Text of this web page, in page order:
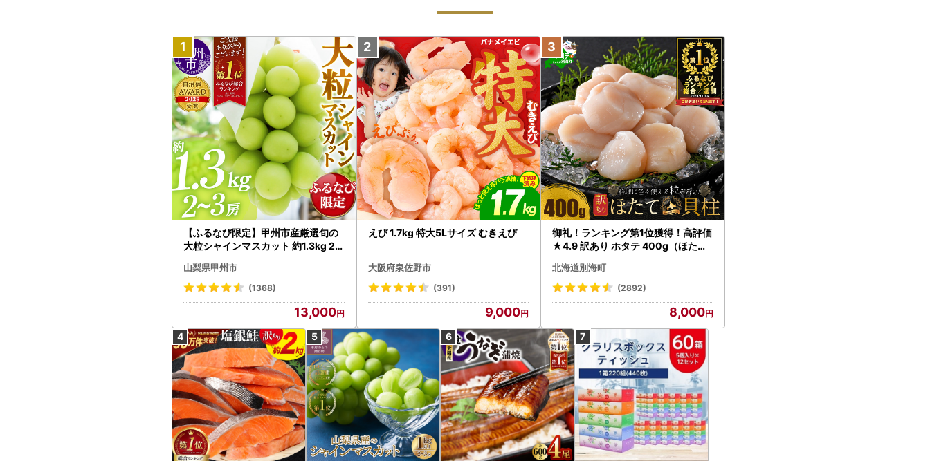
【ふるなび限定】甲州市産厳選旬の
大粒シャインマスカット 約1.3kg 2
472 FN-Limited-VO シャインマス
カット フルーツ
山梨県甲州市
(1368)
13,000
えび 1.7kg 特大5Lサイズ むきえび
大阪府泉佐野市
(391)
9,000
御礼！ランキング第1位獲得！高評価
★4.9 訳あり ホタテ 400g（ほたて
北海道別海町
(2892)
8,000